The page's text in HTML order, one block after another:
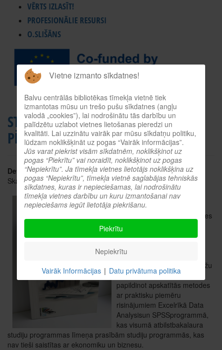
VĒRTS IZLASĪT!
PROFESIONĀLIE RESURSI
O.SLIŠĀNS
STATISTISKĀS ANALĪZES METODES
PĒTĪJUMĀ
Detaļas
Skatīts: 3864
Autors: Silvija Kristapsone
Grāmata “Statistiskās analīzes
metodes pētījumā” sniedz
pētījuma hipotēžu (vai
pierādīšanai iespējami
pielietojamo statistisko metožu
teorētisko skaidrojumu,
papildinot apskatītās metodes
ar praktisku piemēru
risinājumiem Excelrīkā Data
Analysisun SPSSprogrammā,
kas visumā atbilstbakalaura
studiju programmas līmeņa prasībām studiju programmās, kas
nav tieši saistītas ar ekonomiku un biznesu.
Vietne izmanto sīkdatnes!
Balvu centrālās bibliotēkas tīmekļa vietnē tiek
izmantotas mūsu un trešo pušu sīkdatnes (angļu
valodā „cookies”), lai nodrošinātu tās darbību un
palīdzētu uzlabot vietnes lietošanas pieredzi un
kvalitāti. Lai uzzinātu vairāk par mūsu sīkdatņu politiku,
lūdzam noklikšķināt uz pogas “Vairāk informācijas”.
Jūs varat piekrist visām sīkdatnēm, noklikšķinot uz
pogas “Piekrītu” vai noraidīt, noklikšķinot uz pogas
“Nepiekrītu”. Ja tīmekļa vietnes lietotājs noklikšķina uz
pogas “Nepiekrītu”, tīmekļa vietnē saglabājas tehniskās
sīkdatnes, kuras ir nepieciešamas, lai nodrošinātu
tīmekļa vietnes darbību un kuru izmantošanai nav
nepieciešams iegūt lietotāja piekrišanu.
Piekrītu
Nepiekrītu
Vairāk Informācijas | Datu privātuma politika